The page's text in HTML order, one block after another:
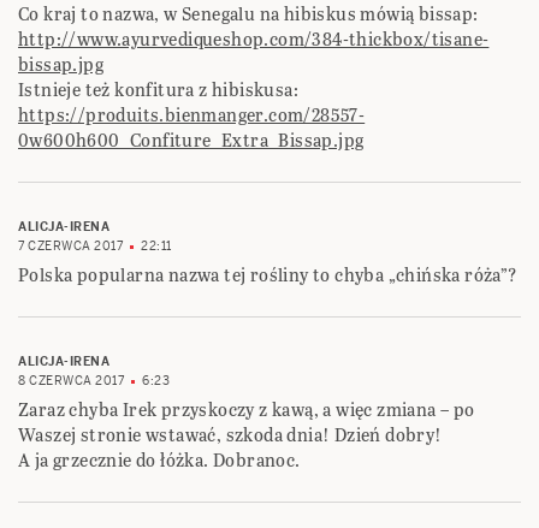
Co kraj to nazwa, w Senegalu na hibiskus mówią bissap:
http://www.ayurvediqueshop.com/384-thickbox/tisane-
bissap.jpg
Istnieje też konfitura z hibiskusa:
https://produits.bienmanger.com/28557-
0w600h600_Confiture_Extra_Bissap.jpg
ALICJA-IRENA
7 CZERWCA 2017
22:11
Polska popularna nazwa tej rośliny to chyba „chińska róża”?
ALICJA-IRENA
8 CZERWCA 2017
6:23
Zaraz chyba Irek przyskoczy z kawą, a więc zmiana – po
Waszej stronie wstawać, szkoda dnia! Dzień dobry!
A ja grzecznie do łóżka. Dobranoc.